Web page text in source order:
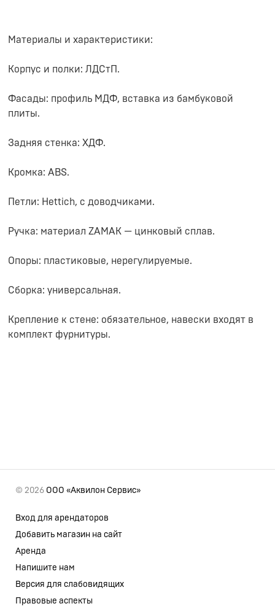
Материалы и характеристики:
Корпус и полки: ЛДСтП.
Фасады: профиль МДФ, вставка из бамбуковой
плиты.
Задняя стенка: ХДФ.
Кромка: ABS.
Петли: Hettich, с доводчиками.
Ручка: материал ZAMAK — цинковый сплав.
Опоры: пластиковые, нерегулируемые.
Сборка: универсальная.
Крепление к стене: обязательное, навески входят в
комплект фурнитуры.
© 2026 ООО «Аквилон Сервис»
Вход для арендаторов
Добавить магазин на сайт
Аренда
Напишите нам
Версия для слабовидящих
Правовые аспекты